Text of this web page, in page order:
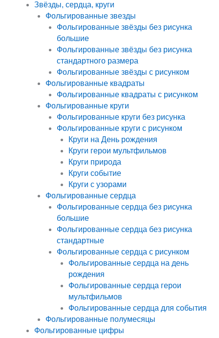
Звёзды, сердца, круги
Фольгированные звезды
Фольгированные звёзды без рисунка
большие
Фольгированные звёзды без рисунка
стандартного размера
Фольгированные звёзды с рисунком
Фольгированные квадраты
Фольгированные квадраты с рисунком
Фольгированные круги
Фольгированные круги без рисунка
Фольгированные круги с рисунком
Круги на День рождения
Круги герои мультфильмов
Круги природа
Круги событие
Круги с узорами
Фольгированные сердца
Фольгированные сердца без рисунка
большие
Фольгированные сердца без рисунка
стандартные
Фольгированные сердца с рисунком
Фольгированные сердца на день
рождения
Фольгированные сердца герои
мультфильмов
Фольгированные сердца для события
Фольгированные полумесяцы
Фольгированные цифры